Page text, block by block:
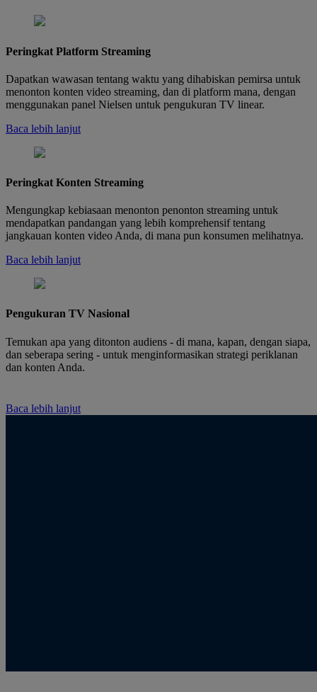
Peringkat Platform Streaming
Dapatkan wawasan tentang waktu yang dihabiskan pemirsa untuk
menonton konten video streaming, dan di platform mana, dengan
menggunakan panel Nielsen untuk pengukuran TV linear.
Baca lebih lanjut
Peringkat Konten Streaming
Mengungkap kebiasaan menonton penonton streaming untuk
mendapatkan pandangan yang lebih komprehensif tentang
jangkauan konten video Anda, di mana pun konsumen melihatnya.
Baca lebih lanjut
Pengukuran TV Nasional
Temukan apa yang ditonton audiens - di mana, kapan, dengan siapa,
dan seberapa sering - untuk menginformasikan strategi periklanan
dan konten Anda.
Baca lebih lanjut